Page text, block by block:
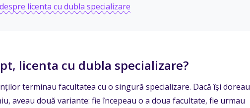
licenta cu dubla specializare
licenta cu dubla specializare?
terminau facultatea cu o singură specializare. Dacă își doreau
aveau două variante: fie începeau o a doua facultate, fie urmau